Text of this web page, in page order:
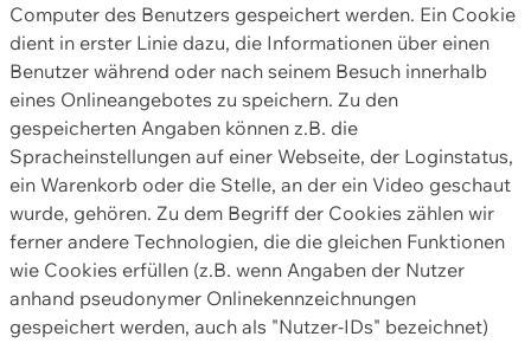
Computer des Benutzers gespeichert werden. Ein Cookie
dient in erster Linie dazu, die Informationen über einen
Benutzer während oder nach seinem Besuch innerhalb
eines Onlineangebotes zu speichern. Zu den
gespeicherten Angaben können z.B. die
Spracheinstellungen auf einer Webseite, der Loginstatus,
ein Warenkorb oder die Stelle, an der ein Video geschaut
wurde, gehören. Zu dem Begriff der Cookies zählen wir
ferner andere Technologien, die die gleichen Funktionen
wie Cookies erfüllen (z.B. wenn Angaben der Nutzer
anhand pseudonymer Onlinekennzeichnungen
gespeichert werden, auch als "Nutzer-IDs" bezeichnet)